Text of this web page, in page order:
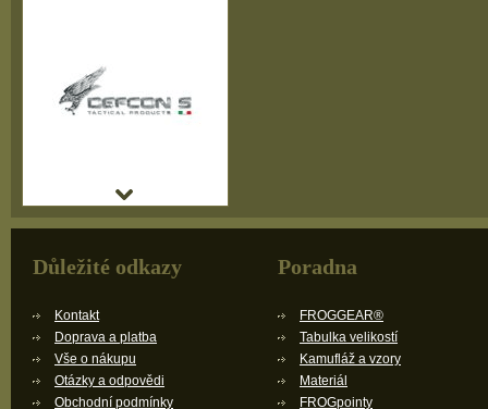
Důležité odkazy
Kontakt
Doprava a platba
Vše o nákupu
Otázky a odpovědi
Obchodní podmínky
Poradna
FROGGEAR®
Tabulka velikostí
Kamufláž a vzory
Materiál
FROGpointy